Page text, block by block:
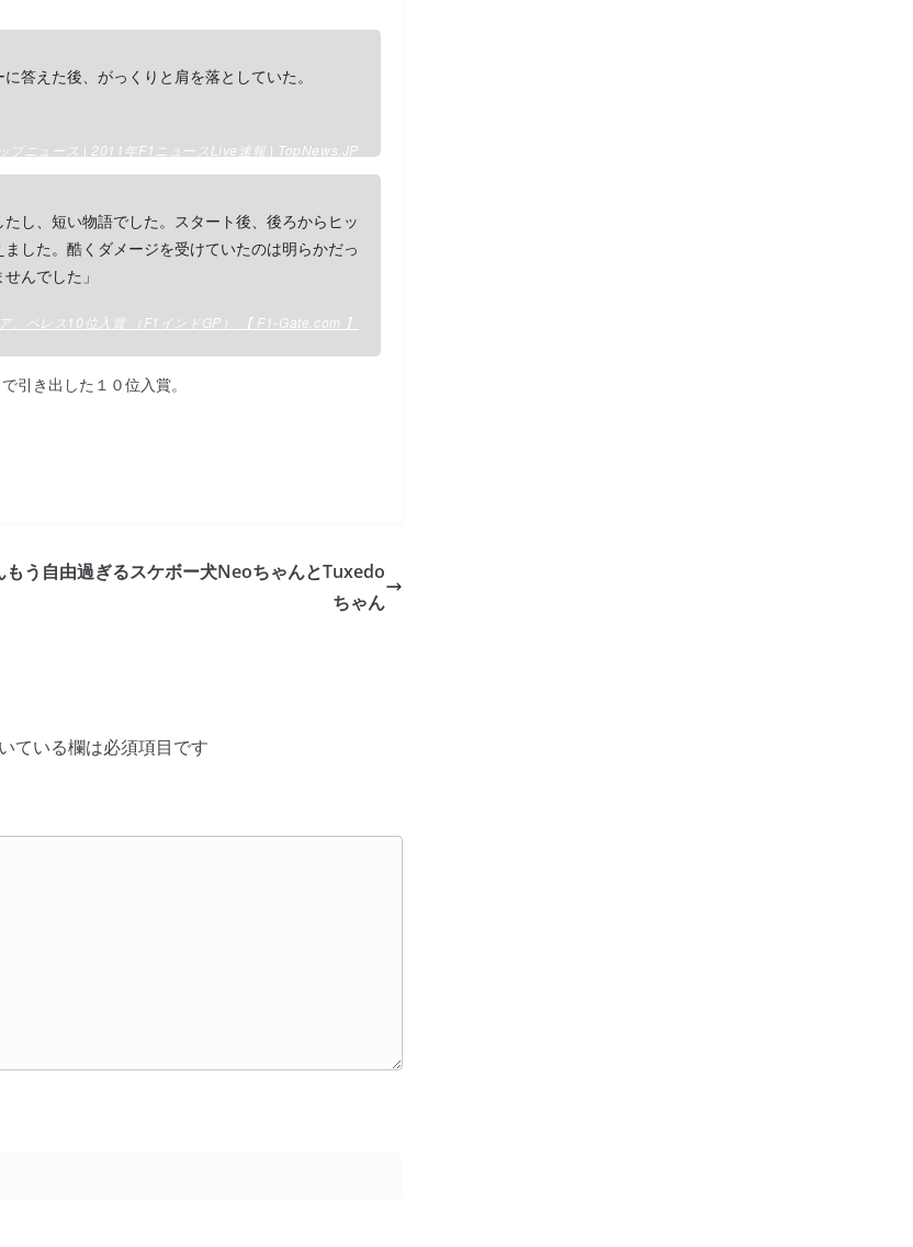
答えた後、がっくりと肩を落としていた。
プニュース | 2011年F1ニュースLive速報 | TopNews.JP
し、短い物語でした。スタート後、後ろからヒッ
した。酷くダメージを受けていたのは明らかだっ
んでした」
、ペレス10位入賞 （F1インドGP） 【 F1-Gate.com 】
引き出した１０位入賞。
もう自由過ぎるスケボー犬NeoちゃんとTuxedo
ちゃん
ている欄は必須項目です